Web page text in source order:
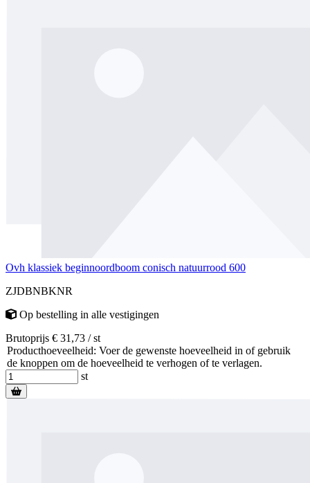
Ovh klassiek beginnoordboom conisch natuurrood 600
ZJDBNBKNR
Op bestelling in alle vestigingen
Brutoprijs € 31,73 / st
Producthoeveelheid: Voer de gewenste hoeveelheid in of gebruik
de knoppen om de hoeveelheid te verhogen of te verlagen.
st